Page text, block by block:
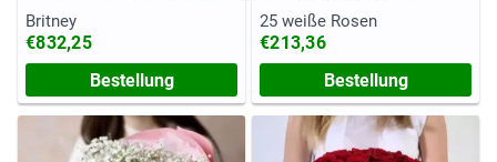
Britney
€832,25
Bestellung
25 weiße Rosen
€213,36
Bestellung